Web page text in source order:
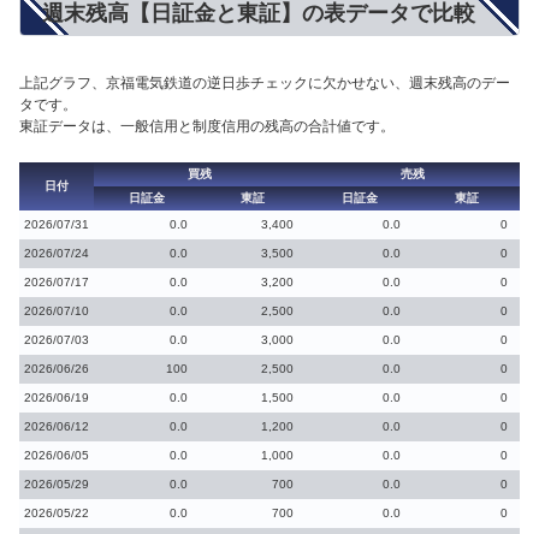
週末残高【日証金と東証】の表データで比較
上記グラフ、京福電気鉄道の逆日歩チェックに欠かせない、週末残高のデー
タです。
東証データは、一般信用と制度信用の残高の合計値です。
日付
買残
売残
日証金
東証 日証金
東証
2026/07/31
0.0 3,400 0.0 0
2026/07/24 0.0 3,500 0.0 0
2026/07/17 0.0 3,200 0.0 0
2026/07/10 0.0 2,500 0.0 0
2026/07/03 0.0 3,000 0.0 0
2026/06/26 100 2,500 0.0 0
2026/06/19 0.0 1,500 0.0 0
2026/06/12 0.0 1,200 0.0 0
2026/06/05 0.0 1,000 0.0 0
2026/05/29 0.0 700 0.0 0
2026/05/22 0.0 700 0.0 0